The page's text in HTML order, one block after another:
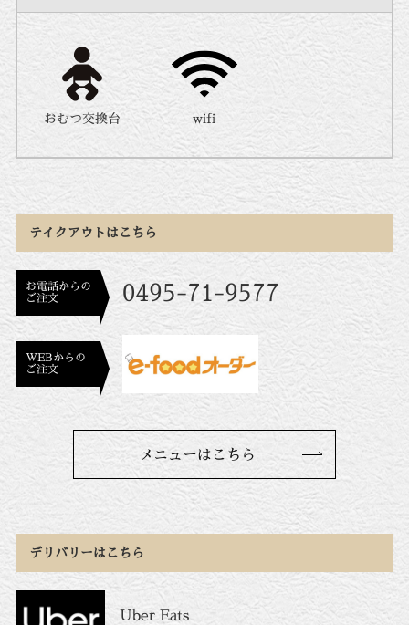
おむつ交換台 wifi
テイクアウトはこちら
お電話からの
ご注文
0495-71-9577
WEBからの
ご注文
メニューはこちら
デリバリーはこちら
Uber Eats